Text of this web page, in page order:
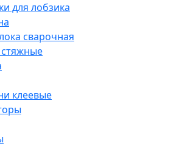
для лобзика
сварочная
клеевые